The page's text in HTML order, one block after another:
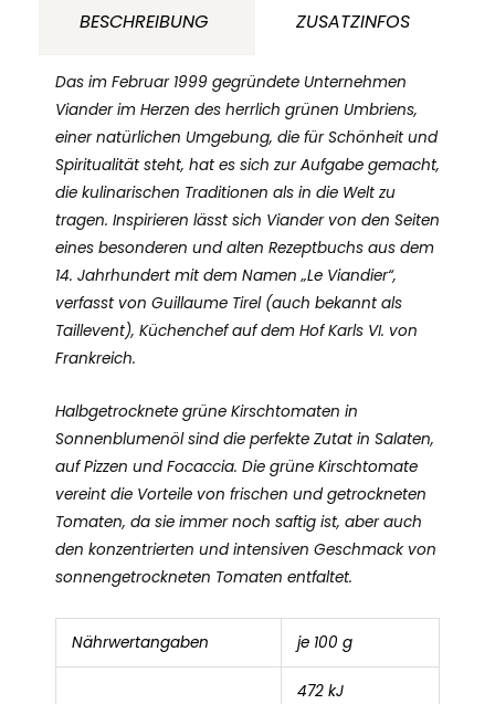
Menge
BESCHREIBUNG ZUSATZINFOS
Das im Februar 1999 gegründete Unternehmen
Viander im Herzen des herrlich grünen Umbriens,
einer natürlichen Umgebung, die für Schönheit und
Spiritualität steht, hat es sich zur Aufgabe gemacht,
die kulinarischen Traditionen als in die Welt zu
tragen. Inspirieren lässt sich Viander von den Seiten
eines besonderen und alten Rezeptbuchs aus dem
14. Jahrhundert mit dem Namen „Le Viandier“,
verfasst von Guillaume Tirel (auch bekannt als
Taillevent), Küchenchef auf dem Hof Karls VI. von
Frankreich.
Halbgetrocknete grüne Kirschtomaten in
Sonnenblumenöl sind die perfekte Zutat in Salaten,
auf Pizzen und Focaccia. Die grüne Kirschtomate
vereint die Vorteile von frischen und getrockneten
Tomaten, da sie immer noch saftig ist, aber auch
den konzentrierten und intensiven Geschmack von
sonnengetrockneten Tomaten entfaltet.
Nährwertangaben je 100 g
472 kJ